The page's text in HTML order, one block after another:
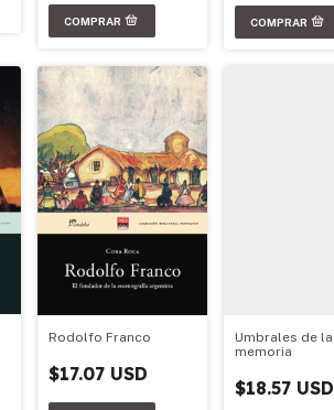
Rodolfo Franco
$17.07 USD
Umbrales de la
memoria
$18.57 USD